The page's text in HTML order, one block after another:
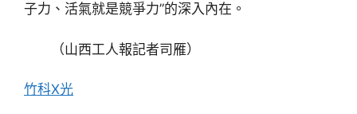
子力、活氣就是競爭力”的深入內在。
（山西工人報記者司雁）
竹科X光